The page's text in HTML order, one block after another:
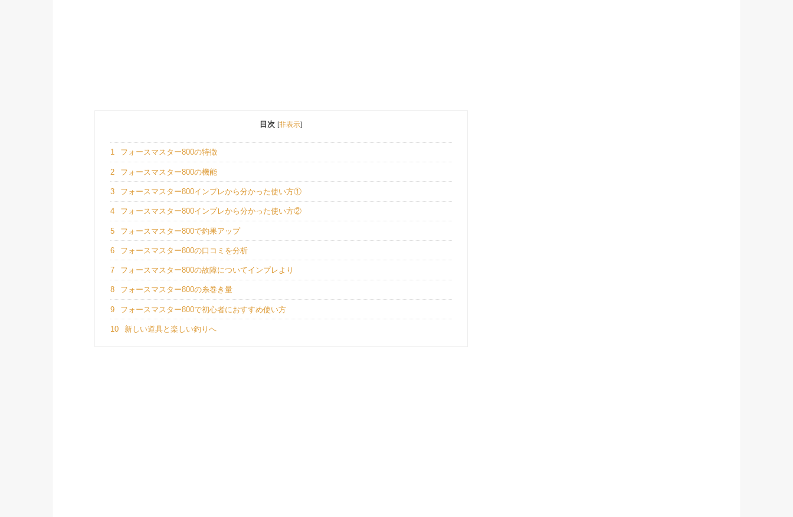
目次 [非表示]
1 フォースマスター800の特徴
2 フォースマスター800の機能
3 フォースマスター800インプレから分かった使い方①
4 フォースマスター800インプレから分かった使い方②
5 フォースマスター800で釣果アップ
6 フォースマスター800の口コミを分析
7 フォースマスター800の故障についてインプレより
8 フォースマスター800の糸巻き量
9 フォースマスター800で初心者におすすめ使い方
10 新しい道具と楽しい釣りへ